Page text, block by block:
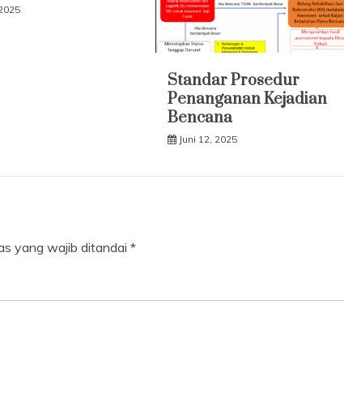
Standar Prosedur
Penanganan Kejadian
Bencana
Juni 12, 2025
yang wajib ditandai *